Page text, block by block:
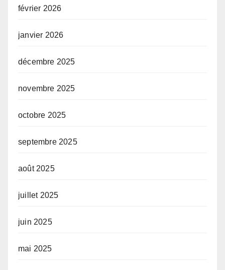
février 2026
janvier 2026
décembre 2025
novembre 2025
octobre 2025
septembre 2025
août 2025
juillet 2025
juin 2025
mai 2025